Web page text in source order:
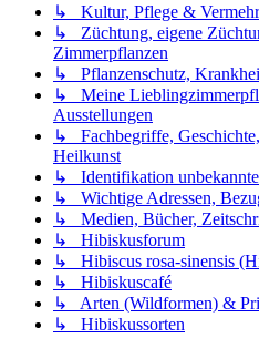
↳ Kultur, Pflege &
↳ Züchtung, eigene
Zimmerpflanzen
↳ Pflanzenschutz,
↳ Meine
Ausstellungen
↳ Fachbegriffe,
Heilkunst
↳ Identifikation
↳ Wichtige Adressen,
↳ Medien, Bücher,
↳ Hibiskusforum
↳ Hibiscus rosa-sinensis
↳ Hibiskuscafé
↳ Arten (Wildformen) &
↳ Hibiskussorten